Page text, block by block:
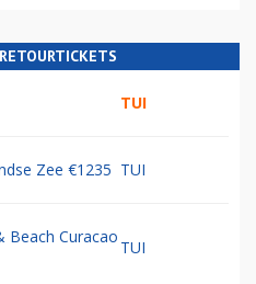
TUI
Zee €1235 TUI
Beach Curacao
TUI